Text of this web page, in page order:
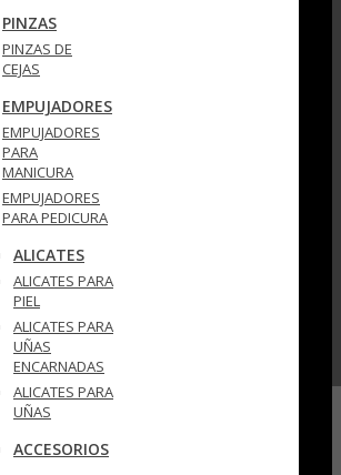
PINZAS
PINZAS DE
CEJAS
EMPUJADORES
EMPUJADORES
PARA
MANICURA
EMPUJADORES
PARA PEDICURA
ALICATES
ALICATES PARA
PIEL
ALICATES PARA
UÑAS
ENCARNADAS
ALICATES PARA
UÑAS
ACCESORIOS